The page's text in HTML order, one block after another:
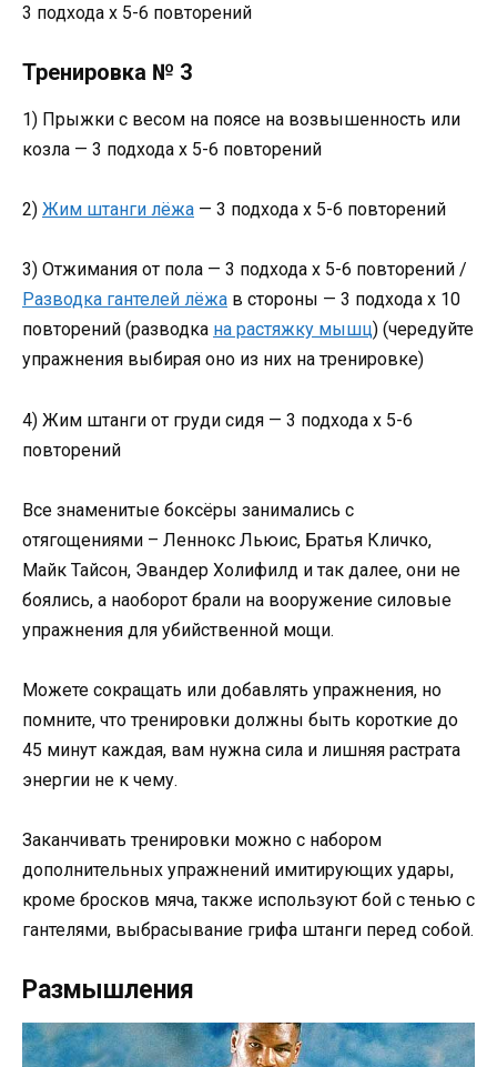
3 подхода х 5-6 повторений
Тренировка № 3
1) Прыжки с весом на поясе на возвышенность или
козла — 3 подхода х 5-6 повторений
2) Жим штанги лёжа — 3 подхода х 5-6 повторений
3) Отжимания от пола — 3 подхода х 5-6 повторений /
Разводка гантелей лёжа в стороны — 3 подхода х 10
повторений (разводка на растяжку мышц) (чередуйте
упражнения выбирая оно из них на тренировке)
4) Жим штанги от груди сидя — 3 подхода х 5-6
повторений
Все знаменитые боксёры занимались с
отягощениями – Леннокс Льюис, Братья Кличко,
Майк Тайсон, Эвандер Холифилд и так далее, они не
боялись, а наоборот брали на вооружение силовые
упражнения для убийственной мощи.
Можете сокращать или добавлять упражнения, но
помните, что тренировки должны быть короткие до
45 минут каждая, вам нужна сила и лишняя растрата
энергии не к чему.
Заканчивать тренировки можно с набором
дополнительных упражнений имитирующих удары,
кроме бросков мяча, также используют бой с тенью с
гантелями, выбрасывание грифа штанги перед собой.
Размышления